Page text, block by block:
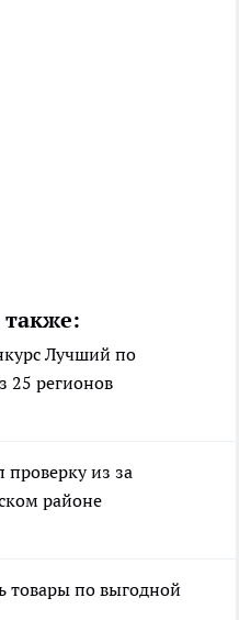
также:
Лучший по
25 регионов
проверку из за
районе
товары по выгодной